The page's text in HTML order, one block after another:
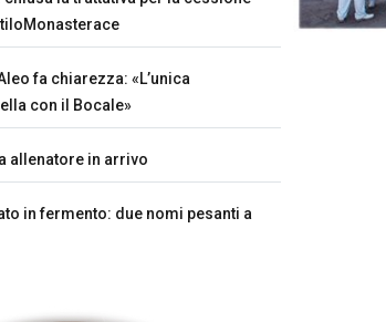
fa chiarezza: «L’unica
con il Bocale»
allenatore in arrivo
in fermento: due nomi pesanti a